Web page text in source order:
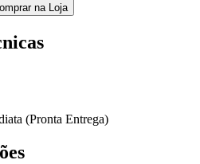
na Loja
(Pronta Entrega)